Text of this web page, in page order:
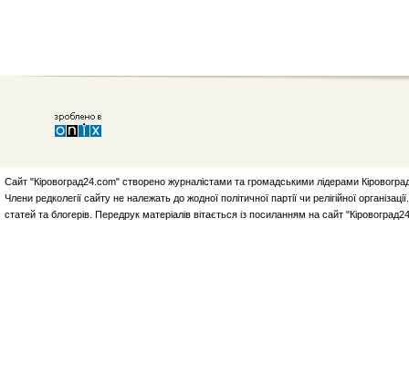
Сайт "Кіровоград24.com" створено журналістами та громадськими лідерами
Члени редколегії сайту не належать до жодної політичної партії чи релігійної
статей та блогерів. Передрук матеріалів вітається із посиланням на сайт